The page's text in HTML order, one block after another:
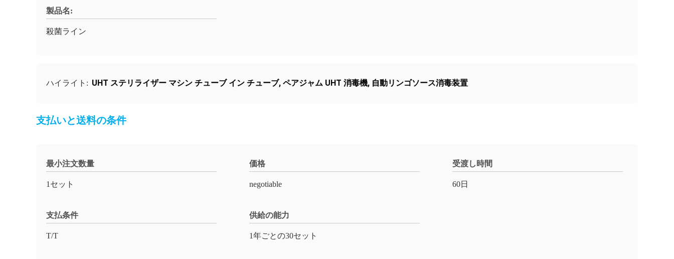
製品名:
殺菌ライン
ハイライト: UHT ステリライザー マシン チューブ イン チューブ, ペアジャム UHT 消毒機, 自動リンゴソース消毒装置
支払いと送料の条件
最小注文数量
1セット
価格
negotiable
受渡し時間
60日
支払条件
T/T
供給の能力
1年ごとの30セット